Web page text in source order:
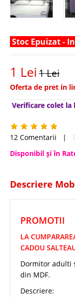
Stoc Epuizat -
1 Lei1 Lei
Oferta de pret in
Verificare colet la
12 Comentarii |
Disponibil şi în
Descriere
PROMOTII
LA
CADOU
Dormitor adulti
din MDF.
Descriere: